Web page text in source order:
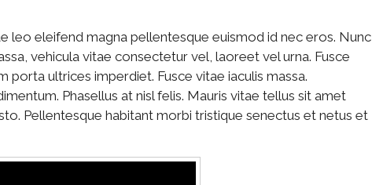
leo eleifend magna pellentesque euismod id nec eros. Nunc
vehicula vitae consectetur vel, laoreet vel urna. Fusce
porta ultrices imperdiet. Fusce vitae iaculis massa.
Phasellus at nisl felis. Mauris vitae tellus sit amet
Pellentesque habitant morbi tristique senectus et netus et